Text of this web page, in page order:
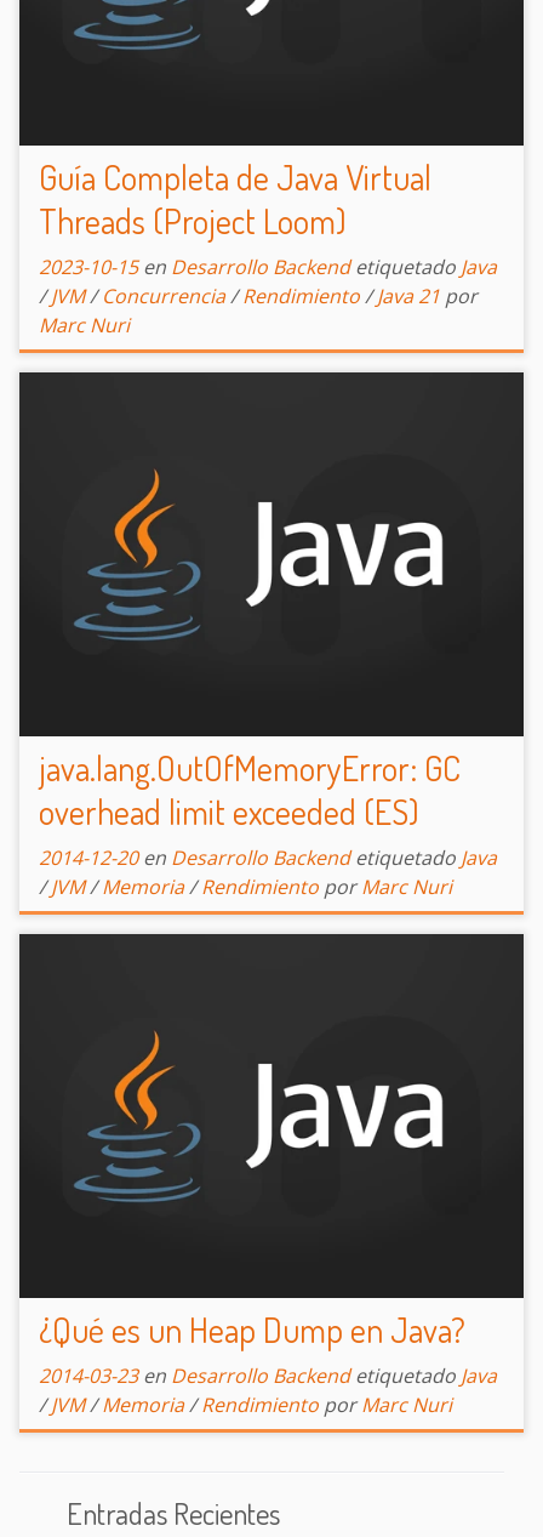
Entradas Recientes
Guía Completa de Java Virtual
Threads (Project Loom)
2023-10-15 en Desarrollo Backend etiquetado Java
/JVM/Concurrencia/Rendimiento/Java 21 por
Marc Nuri
java.lang.OutOfMemoryError: GC
overhead limit exceeded (ES)
2014-12-20 en Desarrollo Backend etiquetado Java
/JVM/Memoria/Rendimiento por Marc Nuri
¿Qué es un Heap Dump en Java?
2014-03-23 en Desarrollo Backend etiquetado Java
/JVM/Memoria/Rendimiento por Marc Nuri